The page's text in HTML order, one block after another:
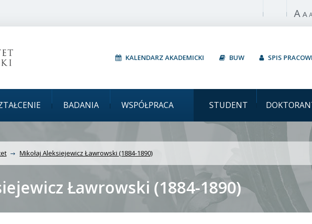
Włącz A A
KALENDARZ AKADEMICKI BUW SPIS
BADANIA WSPÓŁPRACA STUDENT
Mikołaj Aleksiejewicz
Mikołaj Aleksiejewicz Ławrowski (1884-1890)
Ławrowski (1884-1890)